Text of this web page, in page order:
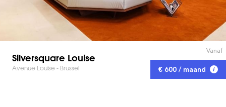
Silversquare Louise
Avenue Louise - Brussel
Vanaf
€ 600 / maand